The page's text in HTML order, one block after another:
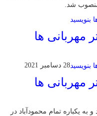
شد.
مهربانی ها
28 دسامبر 2021
مهربانی ها
و هوا سرد و به یکباره تمام محمودآباد در